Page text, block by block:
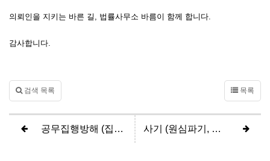
의뢰인을 지키는 바른 길, 법률사무소 바름이 함께 합니다.
감사합니다.
검색 목록 목록
공무집행방해 (집행유예) 사기 (원심파기, 항소심 집행유예)